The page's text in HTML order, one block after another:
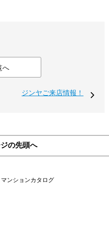
へ
ジンヤご来店情報！
の先頭へ
マンションカタログ